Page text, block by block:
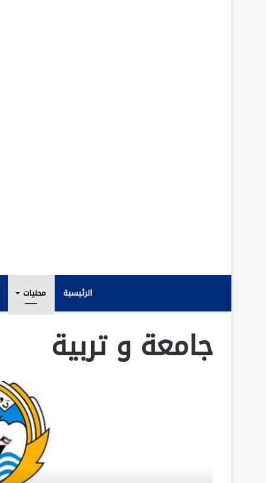
الرئيسية محليات
جامعة و تربية